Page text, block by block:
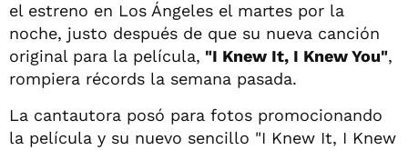
el estreno en Los Ángeles el martes por la
noche, justo después de que su nueva canción
original para la película, "I Knew It, I Knew You",
rompiera récords la semana pasada.
La cantautora posó para fotos promocionando
la película y su nuevo sencillo "I Knew It, I Knew